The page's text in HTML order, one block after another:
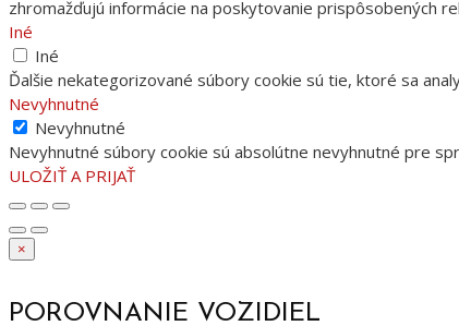
zhromažďujú informácie na poskytovanie prispôsobených
Iné
Iné
Ďalšie nekategorizované súbory cookie sú tie, ktoré sa
Nevyhnutné
Nevyhnutné
Nevyhnutné súbory cookie sú absolútne nevyhnutné pre
ULOŽIŤ A PRIJAŤ
×
POROVNANIE VOZIDIEL